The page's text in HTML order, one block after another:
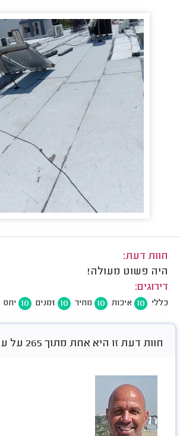
חוות דעת:
היה פשוט מעולה!
דירוגים:
כללי 10 איכות 10 מחיר 10 זמנים 10 יחס
חוות דעת זו היא אחת מתוך 265 על עסק זה: